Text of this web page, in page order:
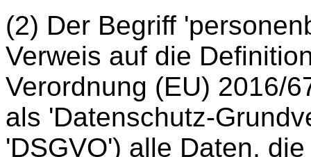
(2) Der Begriff
Verweis auf die
Verordnung (EU) 2016/
als 'Datenschutz-
'DSGVO') alle Daten,